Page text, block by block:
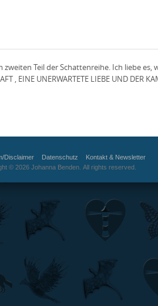
Teil der Schattenreihe. Ich liebe
, EINE UNERWARTETE LIEBE UND DER
Disclaimer Datenschutz
Kontakt & Newsletter
© 2026 Johanna Benden. All rights reserved.